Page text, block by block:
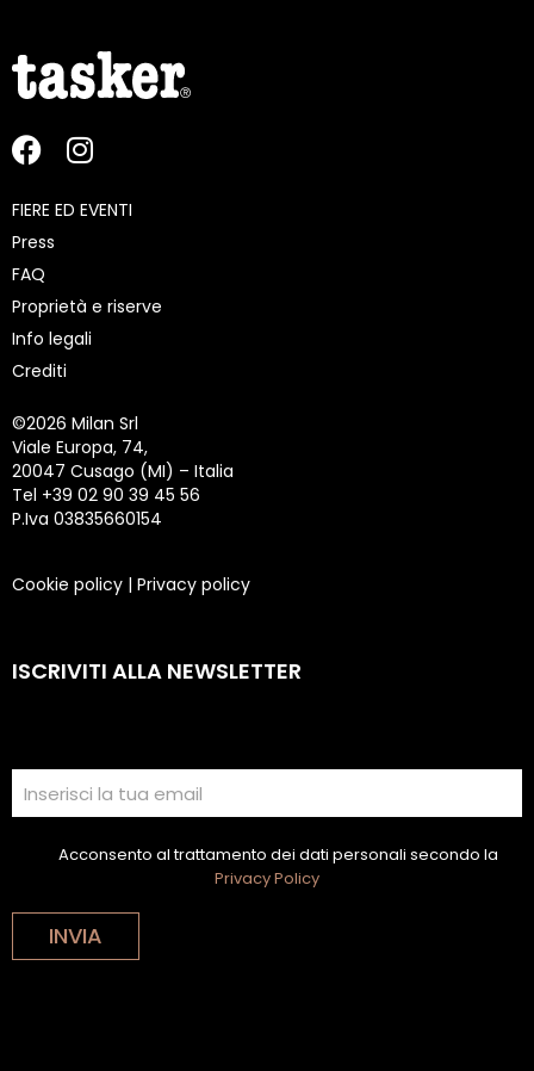
FIERE ED EVENTI
Press
FAQ
Proprietà e riserve
Info legali
Crediti
©2026 Milan Srl
Viale Europa, 74,
20047 Cusago (MI) – Italia
Tel +39 02 90 39 45 56
P.Iva 03835660154
Cookie policy | Privacy policy
ISCRIVITI ALLA NEWSLETTER
Acconsento al trattamento dei dati personali secondo la
Privacy Policy
INVIA